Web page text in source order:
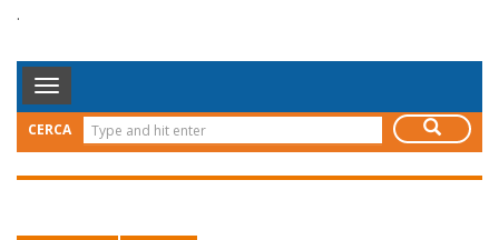
.
Toggle
Navigation
CERCA